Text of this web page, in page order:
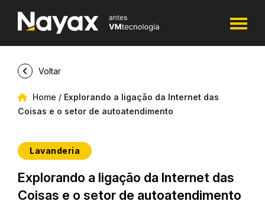
Home / Explorando a ligação da Internet das
Coisas e o setor de autoatendimento
Voltar
Lavanderia
Explorando a ligação da Internet das
Coisas e o setor de autoatendimento